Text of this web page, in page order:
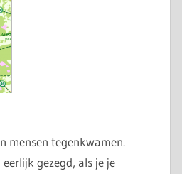
mensen tegenkwamen.
gezegd, als je je